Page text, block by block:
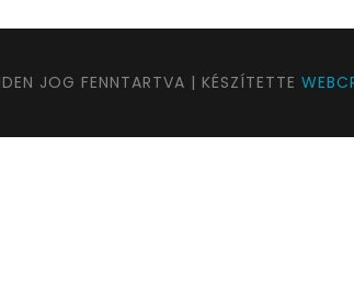
JOG FENNTARTVA | KÉSZÍTETTE